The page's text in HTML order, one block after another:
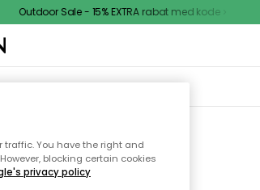
Outdoor Sale - 15% EXTRA rabat med kode
You have the right and
blocking certain cookies
privacy policy